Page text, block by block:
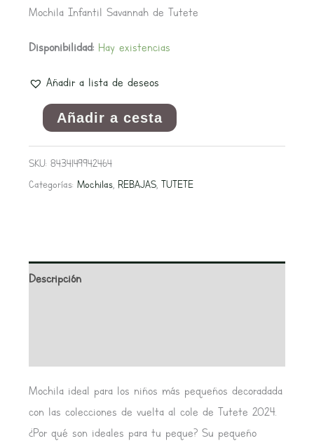
Mochila Infantil Savannah de Tutete
Disponibilidad: Hay existencias
Añadir a lista de deseos
Añadir a cesta
SKU: 8434149942464
Categorías: Mochilas, REBAJAS, TUTETE
Descripción
Mochila ideal para los niños más pequeños decoradada
con las colecciones de vuelta al cole de Tutete 2024.
¿Por qué son ideales para tu peque? Su pequeño